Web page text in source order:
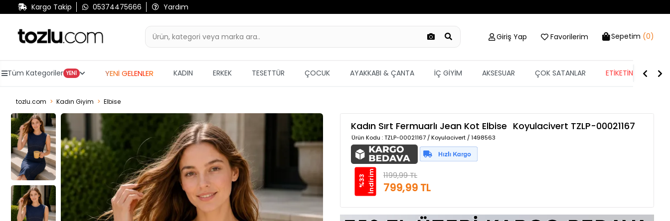
Kargo Takip 05374475666 Yardım
Giriş Yap Favorilerim Sepetim (0)
Tüm Kategoriler YENİ YENİ GELENLER KADIN ERKEK TESETTÜR ÇOCUK AYAKKABI & ÇANTA İÇ GİYİM AKSESUAR ÇOK SATANLAR ETİKETİN YARISI
tozlu.com Kadın Giyim Elbise
Kadın Sırt Fermuarlı Jean Kot Elbise Koyulacivert TZLP-00021167
Ürün Kodu : TZLP-00021167 / Koyulacivert / 1498563
%
3
3
İ
n
d
i
r
i m 1199,99 TL
799,99 TL